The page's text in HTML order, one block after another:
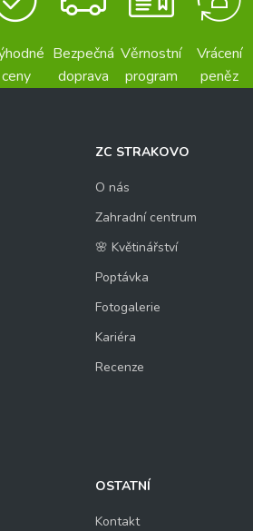
ceny
Bezpečná
doprava
Věrnostní
program
Vrácení
peněz
ZC STRAKOVO
O nás
Zahradní centrum
🌸 Květinářství
Poptávka
Fotogalerie
Kariéra
Recenze
OSTATNÍ
Kontakt